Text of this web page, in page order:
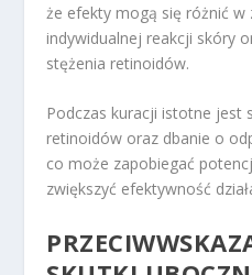
że efekty mogą się różnić w
indywidualnej reakcji skóry
stężenia retinoidów.
Podczas kuracji istotne jest
retinoidów oraz dbanie o
co może zapobiegać
zwiększyć efektywność